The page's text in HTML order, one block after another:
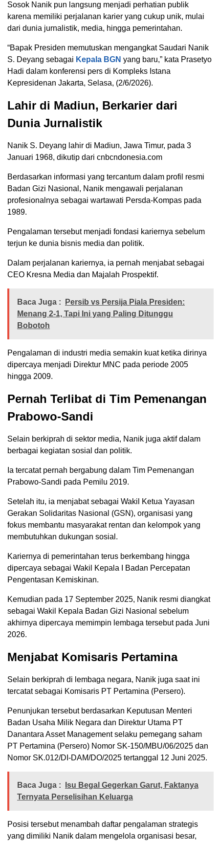
Sosok Nanik pun langsung menjadi perhatian publik
karena memiliki perjalanan karier yang cukup unik, mulai
dari dunia jurnalistik, media, hingga pemerintahan.
“Bapak Presiden memutuskan mengangkat Saudari Nanik
S. Deyang sebagai Kepala BGN yang baru,” kata Prasetyo
Hadi dalam konferensi pers di Kompleks Istana
Kepresidenan Jakarta, Selasa, (2/6/2026).
Lahir di Madiun, Berkarier dari
Dunia Jurnalistik
Nanik S. Deyang lahir di Madiun, Jawa Timur, pada 3
Januari 1968, dikutip dari cnbcndonesia.com
Berdasarkan informasi yang tercantum dalam profil resmi
Badan Gizi Nasional, Nanik mengawali perjalanan
profesionalnya sebagai wartawati Persda-Kompas pada
1989.
Pengalaman tersebut menjadi fondasi kariernya sebelum
terjun ke dunia bisnis media dan politik.
Dalam perjalanan kariernya, ia pernah menjabat sebagai
CEO Kresna Media dan Majalah Prospektif.
Baca Juga :
Persib vs Persija Piala Presiden:
Menang 2-1, Tapi Ini yang Paling Ditunggu
Bobotoh
Pengalaman di industri media semakin kuat ketika dirinya
dipercaya menjadi Direktur MNC pada periode 2005
hingga 2009.
Pernah Terlibat di Tim Pemenangan
Prabowo-Sandi
Selain berkiprah di sektor media, Nanik juga aktif dalam
berbagai kegiatan sosial dan politik.
Ia tercatat pernah bergabung dalam Tim Pemenangan
Prabowo-Sandi pada Pemilu 2019.
Setelah itu, ia menjabat sebagai Wakil Ketua Yayasan
Gerakan Solidaritas Nasional (GSN), organisasi yang
fokus membantu masyarakat rentan dan kelompok yang
membutuhkan dukungan sosial.
Kariernya di pemerintahan terus berkembang hingga
dipercaya sebagai Wakil Kepala I Badan Percepatan
Pengentasan Kemiskinan.
Kemudian pada 17 September 2025, Nanik resmi diangkat
sebagai Wakil Kepala Badan Gizi Nasional sebelum
akhirnya dipercaya memimpin lembaga tersebut pada Juni
2026.
Menjabat Komisaris Pertamina
Selain berkiprah di lembaga negara, Nanik juga saat ini
tercatat sebagai Komisaris PT Pertamina (Persero).
Penunjukan tersebut berdasarkan Keputusan Menteri
Badan Usaha Milik Negara dan Direktur Utama PT
Danantara Asset Management selaku pemegang saham
PT Pertamina (Persero) Nomor SK-150/MBU/06/2025 dan
Nomor SK.012/DI-DAM/DO/2025 tertanggal 12 Juni 2025.
Baca Juga :
Isu Begal Gegerkan Garut, Faktanya
Ternyata Perselisihan Keluarga
Posisi tersebut menambah daftar pengalaman strategis
yang dimiliki Nanik dalam mengelola organisasi besar,